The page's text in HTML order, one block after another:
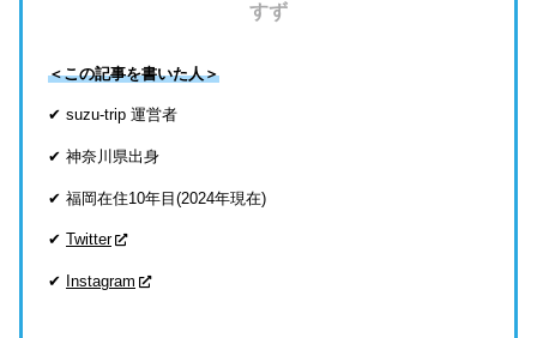
すず
＜この記事を書いた人＞
✔ suzu-trip 運営者
✔ 神奈川県出身
✔ 福岡在住10年目(2024年現在)
✔ Twitter
✔ Instagram